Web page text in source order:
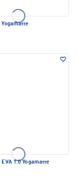
Yogamatte
EVA 1.0 Yogamatte